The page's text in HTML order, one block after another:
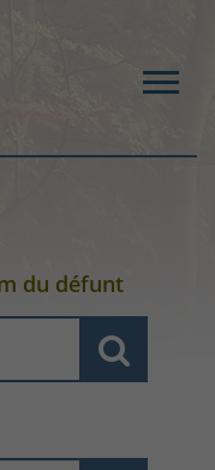
du défunt